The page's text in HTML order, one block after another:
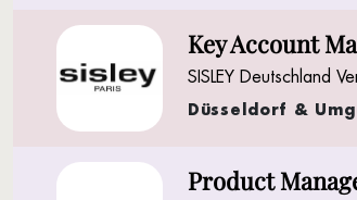
Key Account
SISLEY Deutschland
Düsseldorf &
Product